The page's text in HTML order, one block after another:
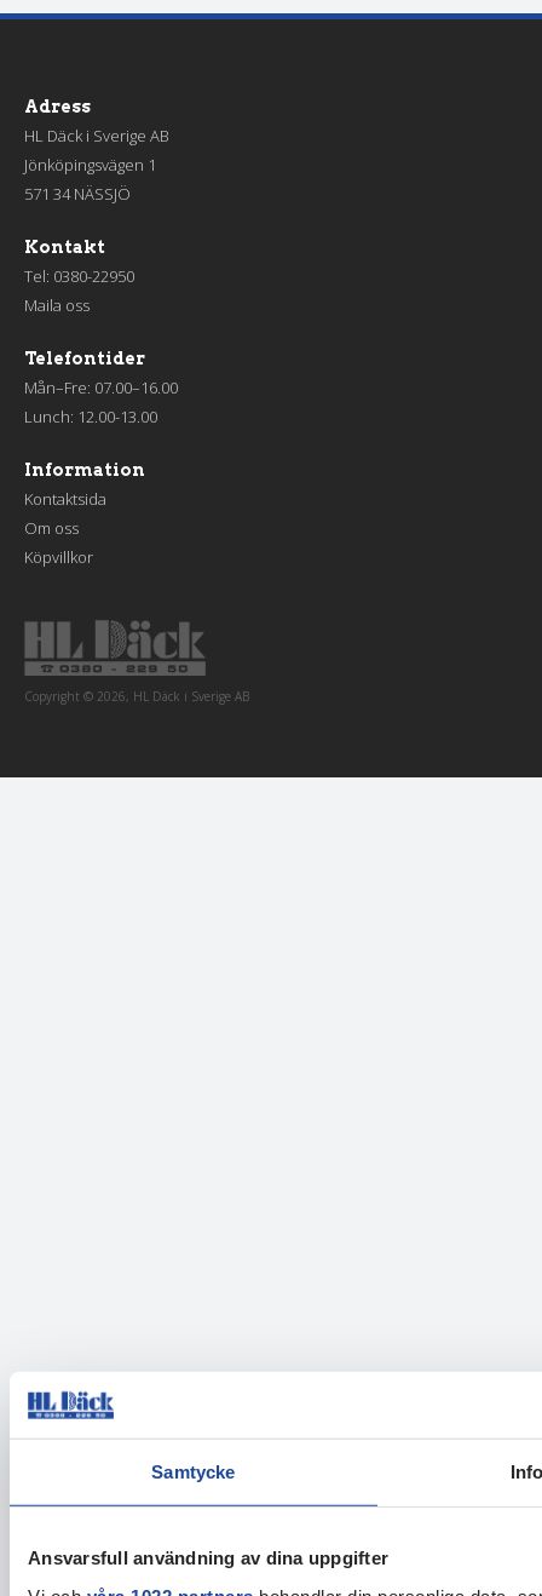
Samtycke
Ansvarsfull användning av dina uppgifter
Adress
HL Däck i Sverige AB
Jönköpingsvägen 1
571 34 NÄSSJÖ
Kontakt
Tel: 0380-22950
Maila oss
Telefontider
Mån–Fre: 07.00–16.00
Lunch: 12.00-13.00
Information
Kontaktsida
Om oss
Köpvillkor
Copyright © 2026, HL Däck i Sverige AB